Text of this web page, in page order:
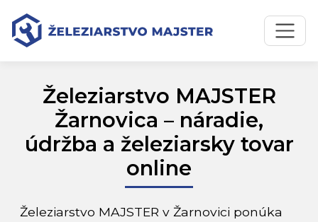
Železiarstvo MAJSTER
Žarnovica – náradie,
údržba a železiarsky tovar
online
Železiarstvo MAJSTER v Žarnovici ponúka